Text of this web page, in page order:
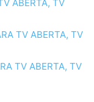
ABERTA, TV
TV ABERTA, TV
TV ABERTA, TV